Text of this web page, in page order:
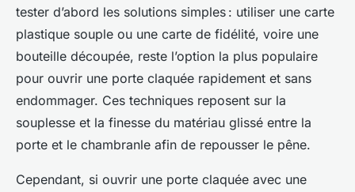
tester d’abord les solutions simples : utiliser une carte
plastique souple ou une carte de fidélité, voire une
bouteille découpée, reste l’option la plus populaire
pour ouvrir une porte claquée rapidement et sans
endommager. Ces techniques reposent sur la
souplesse et la finesse du matériau glissé entre la
porte et le chambranle afin de repousser le pêne.
Cependant, si ouvrir une porte claquée avec une